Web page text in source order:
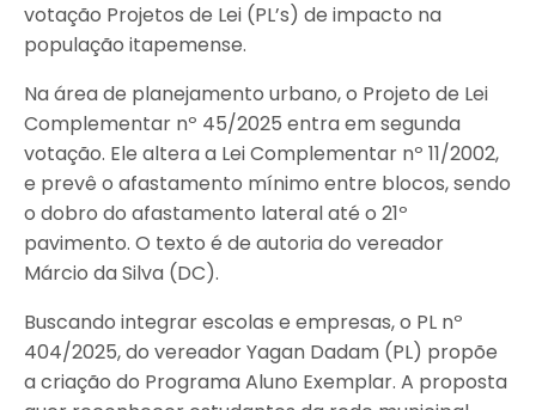
votação Projetos de Lei (PL’s) de impacto na
população itapemense.
Na área de planejamento urbano, o Projeto de Lei
Complementar nº 45/2025 entra em segunda
votação. Ele altera a Lei Complementar nº 11/2002,
e prevê o afastamento mínimo entre blocos, sendo
o dobro do afastamento lateral até o 21º
pavimento. O texto é de autoria do vereador
Márcio da Silva (DC).
Buscando integrar escolas e empresas, o PL nº
404/2025, do vereador Yagan Dadam (PL) propõe
a criação do Programa Aluno Exemplar. A proposta